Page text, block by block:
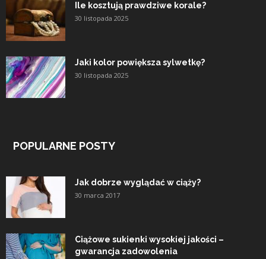
Ile kosztują prawdziwe korale?
30 listopada 2025
Jaki kolor powiększa sylwetkę?
30 listopada 2025
POPULARNE POSTY
Jak dobrze wyglądać w ciąży?
30 marca 2017
Ciążowe sukienki wysokiej jakości –
gwarancja zadowolenia